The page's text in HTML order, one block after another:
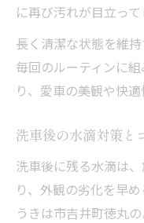
に再び汚れが目立って
長く清潔な状態を維
毎回のルーティンに
り、愛車の美観や快
洗車後の水滴対策と
洗車後に残る水滴は
り、外観の劣化を早
うきは市吉井町徳丸